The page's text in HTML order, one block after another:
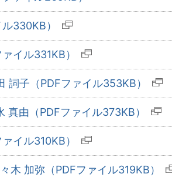
330KB）
イル331KB）
詞子（PDFファイル353KB）
真由（PDFファイル373KB）
イル310KB）
木 加弥（PDFファイル319KB）